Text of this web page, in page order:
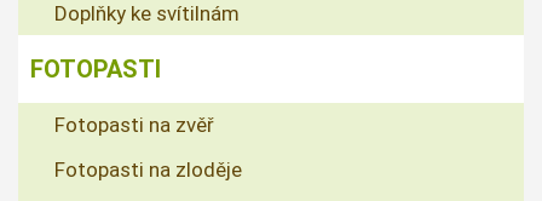
Doplňky ke svítilnám
FOTOPASTI
Fotopasti na zvěř
Fotopasti na zloděje